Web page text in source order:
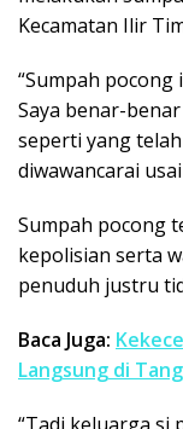
Kecamatan Ilir
“Sumpah
Saya benar-
seperti yang
diwawancarai
Sumpah pocong
kepolisian serta
penuduh justru
Baca Juga:
Langsung di
“Tadi keluarga si